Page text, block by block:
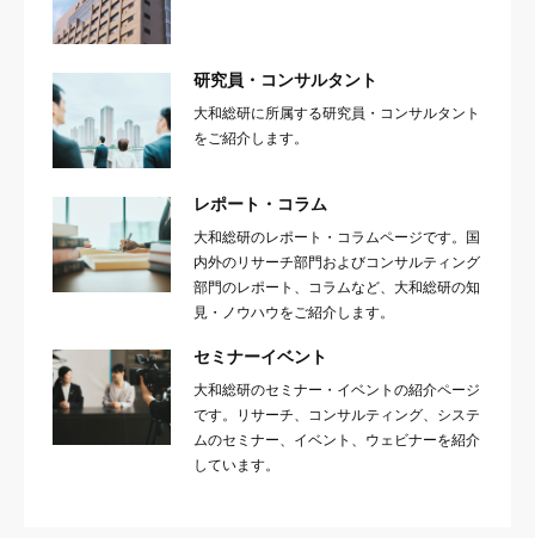
研究員・コンサルタント
大和総研に所属する研究員・コンサルタント
をご紹介します。
レポート・コラム
大和総研のレポート・コラムページです。国
内外のリサーチ部門およびコンサルティング
部門のレポート、コラムなど、大和総研の知
見・ノウハウをご紹介します。
セミナーイベント
大和総研のセミナー・イベントの紹介ページ
です。リサーチ、コンサルティング、システ
ムのセミナー、イベント、ウェビナーを紹介
しています。